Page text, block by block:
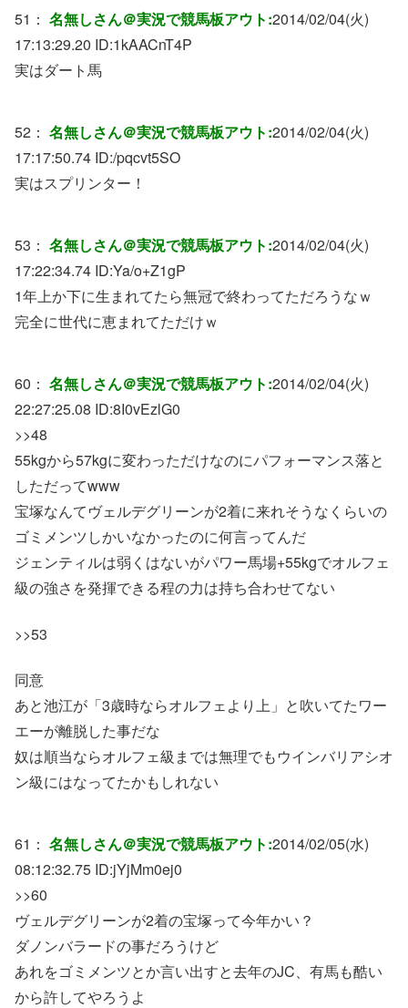
51： 名無しさん＠実況で競馬板アウト:2014/02/04(火)
17:13:29.20 ID:1kAACnT4P
実はダート馬
52： 名無しさん＠実況で競馬板アウト:2014/02/04(火)
17:17:50.74 ID:/pqcvt5SO
実はスプリンター！
53： 名無しさん＠実況で競馬板アウト:2014/02/04(火)
17:22:34.74 ID:Ya/o+Z1gP
1年上か下に生まれてたら無冠で終わってただろうなｗ
完全に世代に恵まれてただけｗ
60： 名無しさん＠実況で競馬板アウト:2014/02/04(火)
22:27:25.08 ID:8I0vEzlG0
>>48
55kgから57kgに変わっただけなのにパフォーマンス落と
しただってwww
宝塚なんてヴェルデグリーンが2着に来れそうなくらいの
ゴミメンツしかいなかったのに何言ってんだ
ジェンティルは弱くはないがパワー馬場+55kgでオルフェ
級の強さを発揮できる程の力は持ち合わせてない
>>53
同意
あと池江が「3歳時ならオルフェより上」と吹いてたワー
エーが離脱した事だな
奴は順当ならオルフェ級までは無理でもウインバリアシオ
ン級にはなってたかもしれない
61： 名無しさん＠実況で競馬板アウト:2014/02/05(水)
08:12:32.75 ID:jYjMm0ej0
>>60
ヴェルデグリーンが2着の宝塚って今年かい？
ダノンバラードの事だろうけど
あれをゴミメンツとか言い出すと去年のJC、有馬も酷い
から許してやろうよ